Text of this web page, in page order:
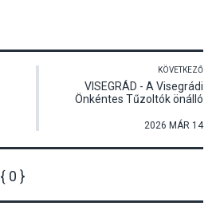
KÖVETKEZŐ
VISEGRÁD - A Visegrádi
Önkéntes Tűzoltók önálló
az új szertár átadó
2026 MÁR 14
{ 0 }